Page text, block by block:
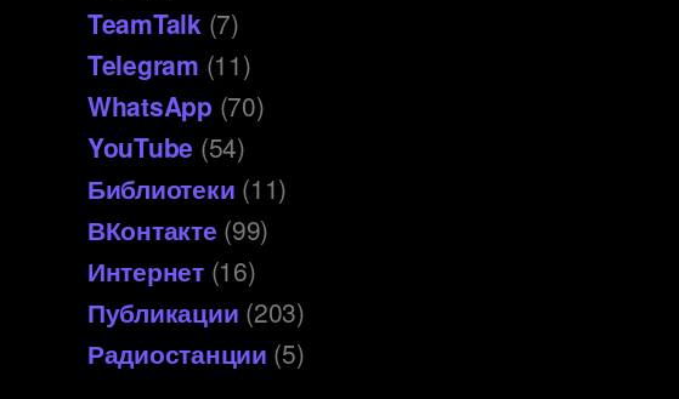
TeamTalk (7)
Telegram (11)
WhatsApp (70)
YouTube (54)
Библиотеки (11)
ВКонтакте (99)
Интернет(16)
Публикации (203)
Радиостанции (5)